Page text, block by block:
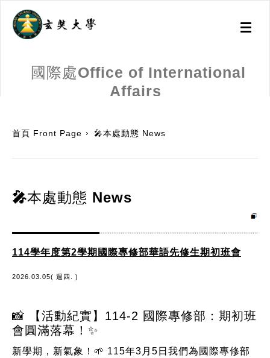
Toggle
國際處Office of International
Affairs
首頁 Front Page 🎤本處動態 News
🎤本處動態 News
114學年度第2學期國際專修部華語先修生期初班會
2026.03.05( 週四. )
📸 【活動紀實】114-2 國際專修部：期初班
會圓滿落幕！✨
新學期，新氣象！🌱 115年3月5日我們為國際專修部